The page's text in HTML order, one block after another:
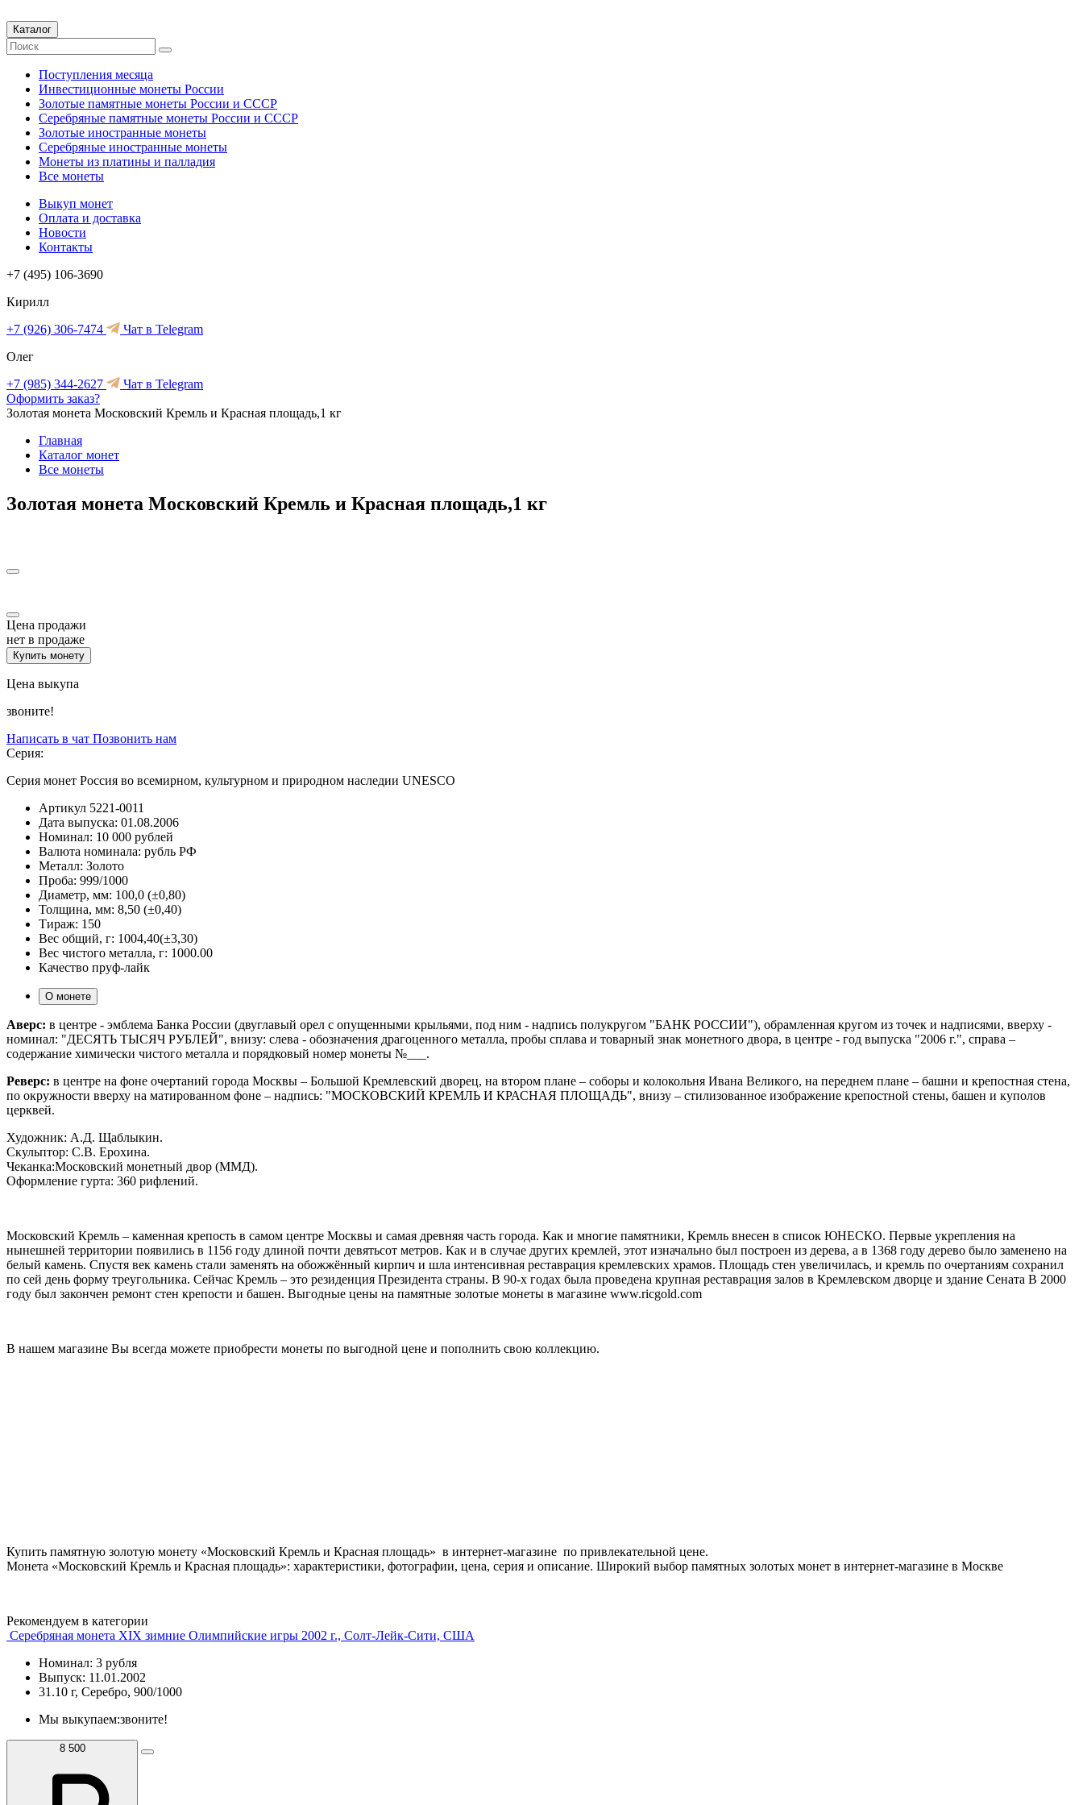
Каталог
Поступления месяца
Инвестиционные монеты России
Золотые памятные монеты России и СССР
Серебряные памятные монеты России и СССР
Золотые иностранные монеты
Серебряные иностранные монеты
Монеты из платины и палладия
Все монеты
Выкуп монет
Оплата и доставка
Новости
Контакты
+7 (495) 106-3690
Кирилл
+7 (926) 306-7474
Чат в Telegram
Олег
+7 (985) 344-2627
Чат в Telegram
Оформить заказ?
Золотая монета Московский Кремль и Красная площадь,1 кг
Главная
Каталог монет
Все монеты
Золотая монета Московский Кремль и Красная площадь,1 кг
Цена продажи
нет в продаже
Купить монету
Цена выкупа
звоните!
Написать в чат Позвонить нам
Серия:
Серия монет Россия во всемирном, культурном и природном наследии UNESCO
Артикул 5221-0011
Дата выпуска: 01.08.2006
Номинал: 10 000 рублей
Валюта номинала: рубль РФ
Металл: Золото
Проба: 999/1000
Диаметр, мм: 100,0 (±0,80)
Толщина, мм: 8,50 (±0,40)
Тираж: 150
Вес общий, г: 1004,40(±3,30)
Вес чистого металла, г: 1000.00
Качество пруф-лайк
О монете
Аверс: в центре - эмблема Банка России (двуглавый орел с опущенными крыльями, под ним - надпись полукругом "БАНК РОССИИ"), обрамленная кругом из точек и надписями, вверху -
номинал: "ДЕСЯТЬ ТЫСЯЧ РУБЛЕЙ", внизу: слева - обозначения драгоценного металла, пробы сплава и товарный знак монетного двора, в центре - год выпуска "2006 г.", справа –
содержание химически чистого металла и порядковый номер монеты №___.
Реверс: в центре на фоне очертаний города Москвы – Большой Кремлевский дворец, на втором плане – соборы и колокольня Ивана Великого, на переднем плане – башни и крепостная стена,
по окружности вверху на матированном фоне – надпись: "МОСКОВСКИЙ КРЕМЛЬ И КРАСНАЯ ПЛОЩАДЬ", внизу – стилизованное изображение крепостной стены, башен и куполов
церквей.
Художник: А.Д. Щаблыкин.
Скульптор: С.В. Ерохина.
Чеканка:Московский монетный двор (ММД).
Оформление гурта: 360 рифлений.
Московский Кремль – каменная крепость в самом центре Москвы и самая древняя часть города. Как и многие памятники, Кремль внесен в список ЮНЕСКО. Первые укрепления на
нынешней территории появились в 1156 году длиной почти девятьсот метров. Как и в случае других кремлей, этот изначально был построен из дерева, а в 1368 году дерево было заменено на
белый камень. Спустя век камень стали заменять на обожжённый кирпич и шла интенсивная реставрация кремлевских храмов. Площадь стен увеличилась, и кремль по очертаниям сохранил
по сей день форму треугольника. Сейчас Кремль – это резиденция Президента страны. В 90-х годах была проведена крупная реставрация залов в Кремлевском дворце и здание Сената В 2000
году был закончен ремонт стен крепости и башен. Выгодные цены на памятные золотые монеты в магазине www.ricgold.com
В нашем магазине Вы всегда можете приобрести монеты по выгодной цене и пополнить свою коллекцию.
Купить памятную золотую монету «Московский Кремль и Красная площадь» в интернет-магазине по привлекательной цене.
Монета «Московский Кремль и Красная площадь»: характеристики, фотографии, цена, серия и описание. Широкий выбор памятных золотых монет в интернет-магазине в Москве
Рекомендуем в категории
Серебряная монета XIX зимние Олимпийские игры 2002 г., Солт-Лейк-Сити, США
Номинал: 3 рубля
Выпуск: 11.01.2002
31.10 г, Серебро, 900/1000
Мы выкупаем:звоните!
8 500